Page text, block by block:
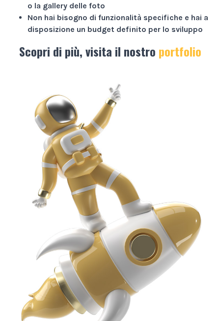
o la gallery delle foto
Non hai bisogno di funzionalità specifiche e hai a
disposizione un budget definito per lo sviluppo
Scopri di più, visita il nostro portfolio